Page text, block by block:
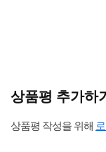
상품평 추가하
상품평 작성을 위해